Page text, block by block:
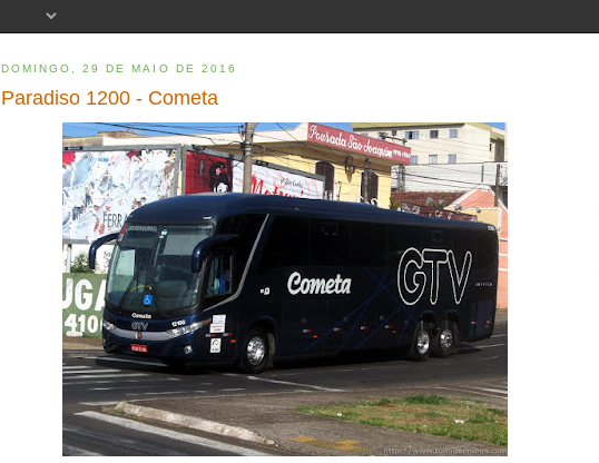
DOMINGO, 29 DE MAIO DE 2016
Paradiso 1200 - Cometa